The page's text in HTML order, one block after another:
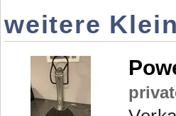
weitere